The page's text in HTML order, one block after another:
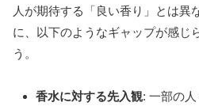
人が期待する「良い香り」とは異
に、以下のようなギャップが感じ
う。
香水に対する先入観: 一部の